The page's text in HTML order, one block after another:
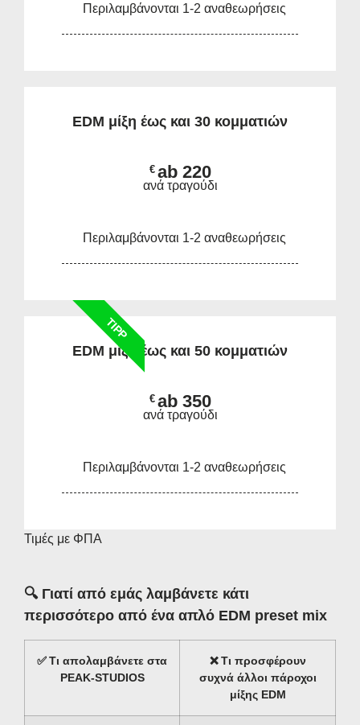
Περιλαμβάνονται 1-2 αναθεωρήσεις
EDM μίξη έως και 30 κομματιών
€ ab 220
ανά τραγούδι
Περιλαμβάνονται 1-2 αναθεωρήσεις
TIPP
EDM μίξη έως και 50 κομματιών
€ ab 350
ανά τραγούδι
Περιλαμβάνονται 1-2 αναθεωρήσεις
Τιμές με ΦΠΑ
🔍 Γιατί από εμάς λαμβάνετε κάτι
περισσότερο από ένα απλό EDM preset mix
✅Τι απολαμβάνετε στα
PEAK-STUDIOS
❌Τι προσφέρουν
συχνά άλλοι πάροχοι
μίξης EDM